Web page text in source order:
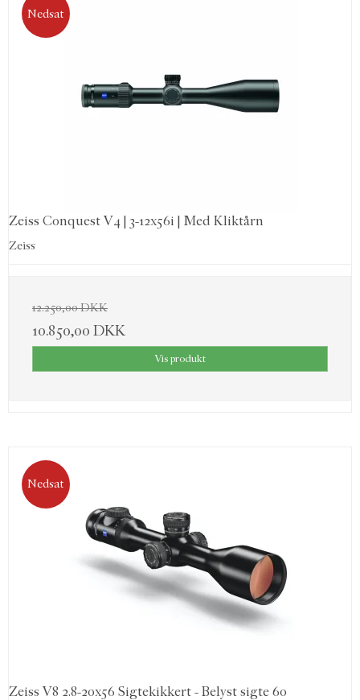
Nedsat
Zeiss Conquest V4 | 3-12x56i | Med Kliktårn
Zeiss
12.250,00 DKK
10.850,00 DKK
Vis produkt
Nedsat
Zeiss V8 2.8-20x56 Sigtekikkert - Belyst sigte 60